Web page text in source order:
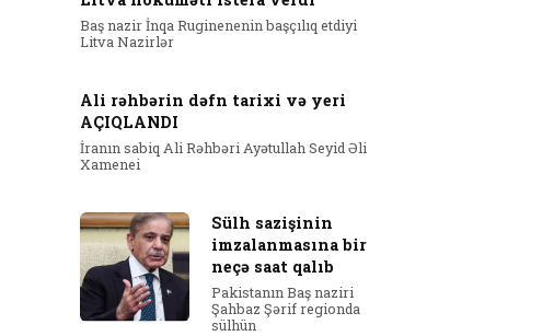
Baş nazir İnqa Ruginenenin başçılıq etdiyi
Litva Nazirlər
Ali rəhbərin dəfn tarixi və yeri
AÇIQLANDI
İranın sabiq Ali Rəhbəri Ayətullah Seyid Əli
Xamenei
Sülh sazişinin
imzalanmasına bir
neçə saat qalıb
Pakistanın Baş naziri
Şahbaz Şərif regionda
sülhün